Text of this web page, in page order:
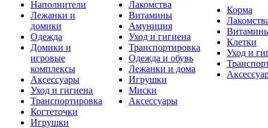
Наполнители
Лежанки и
домики
Одежда
Домики и
игровые
комплексы
Аксессуары
Уход и гигиена
Транспортировка
Когтеточки
Игрушки
Лакомства
Витамины
Амуниция
Уход и гигиена
Транспортировка
Одежда и обувь
Лежанки и дома
Игрушки
Миски
Аксессуары
Корма
Клетки
Уход и